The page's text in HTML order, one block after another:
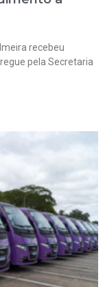
recebeu
pela Secretaria